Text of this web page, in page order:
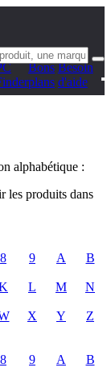
Bons
plans
Besoin
d'aide
alphabétique :
les produits dans
8 9 A B
L M N
X Y
Z
8 9 A B